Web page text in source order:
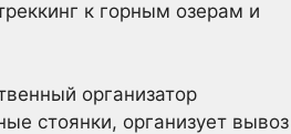
к горным озерам и
организатор
стоянки, организует вывоз